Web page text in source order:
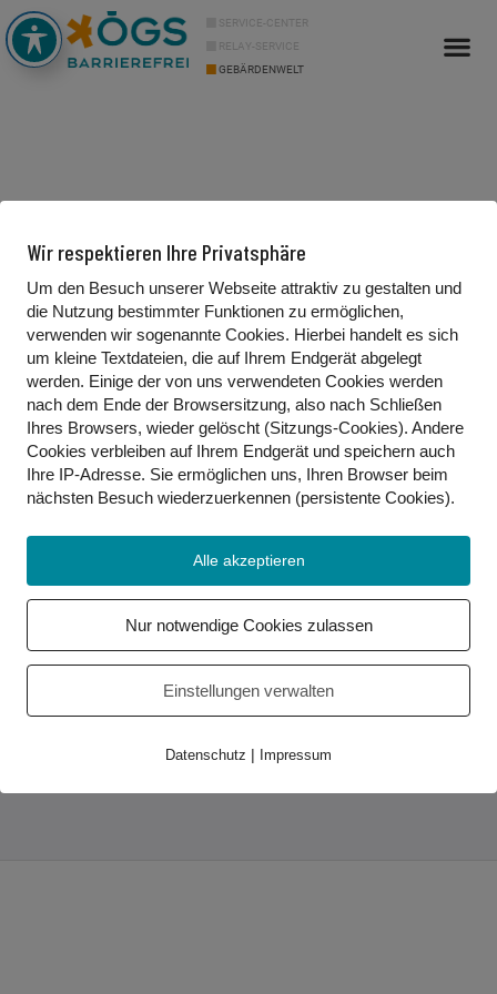
SERVICE-CENTER
RELAY-SERVICE
GEBÄRDENWELT
Kontakt
Gebärdenwelt.tv
Waldgasse 13/2
1100 Wien, Österreich
Impressum
Service-Center
Wir respektieren Ihre Privatsphäre
Um den Besuch unserer Webseite attraktiv zu gestalten und
die Nutzung bestimmter Funktionen zu ermöglichen,
verwenden wir sogenannte Cookies. Hierbei handelt es sich
um kleine Textdateien, die auf Ihrem Endgerät abgelegt
werden. Einige der von uns verwendeten Cookies werden
nach dem Ende der Browsersitzung, also nach Schließen
Ihres Browsers, wieder gelöscht (Sitzungs-Cookies). Andere
Cookies verbleiben auf Ihrem Endgerät und speichern auch
Ihre IP-Adresse. Sie ermöglichen uns, Ihren Browser beim
nächsten Besuch wiederzuerkennen (persistente Cookies).
Alle akzeptieren
Nur notwendige Cookies zulassen
Einstellungen verwalten
Datenschutz | Impressum